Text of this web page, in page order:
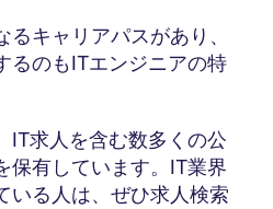
るキャリアパスがあり、
るのもITエンジニアの特
IT求人を含む数多くの公
保有しています。IT業界
いる人は、ぜひ求人検索